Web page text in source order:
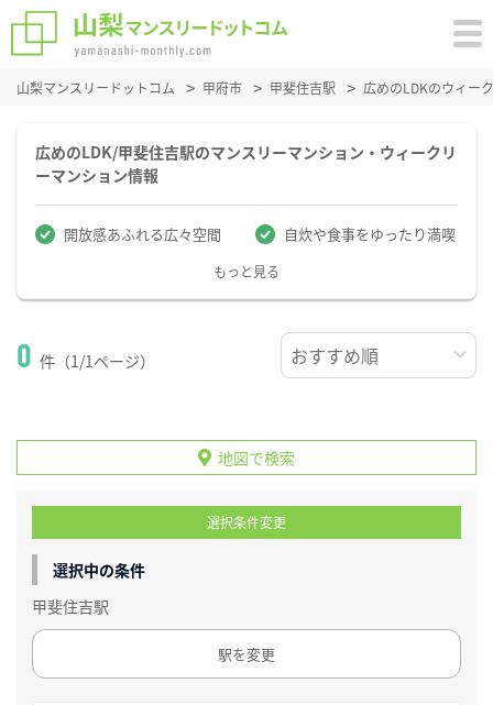
山梨マンスリードットコム 甲府市 甲斐住吉駅 広めのLDKのウィー
広めのLDK/甲斐住吉駅のマンスリーマンション・ウィークリ
ーマンション情報
開放感あふれる広々空間 自炊や食事をゆったり満喫
もっと見る
0 件（1/1ページ）
地図で検索
選択条件変更
選択中の条件
甲斐住吉駅
駅を変更